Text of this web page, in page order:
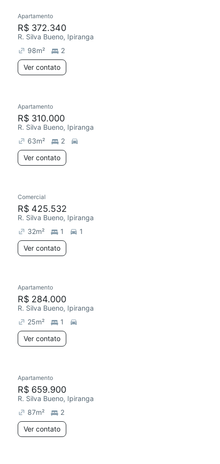
Redecorar
Apartamento
R$ 372.340
R. Silva Bueno, Ipiranga
98m²
2
Ver contato
Redecorar
Apartamento
R$ 310.000
R. Silva Bueno, Ipiranga
63m²
2
Ver contato
Redecorar
Comercial
R$ 425.532
R. Silva Bueno, Ipiranga
32m² 1
1
Ver contato
Chegou este mês
Apartamento
R$ 284.000
R. Silva Bueno, Ipiranga
25m²
1
Ver contato
Redecorar
Apartamento
R$ 659.900
R. Silva Bueno, Ipiranga
87m²
2
Ver contato